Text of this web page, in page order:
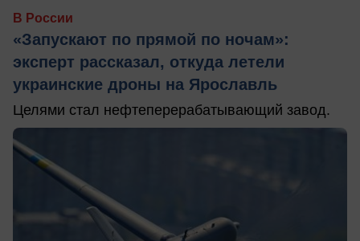
В России
«Запускают по прямой по ночам»:
эксперт рассказал, откуда летели
украинские дроны на Ярославль
Целями стал нефтеперерабатывающий завод.